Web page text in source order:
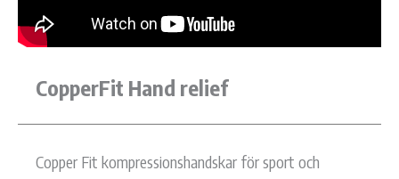
CopperFit Hand relief
Copper Fit kompressionshandskar för sport och